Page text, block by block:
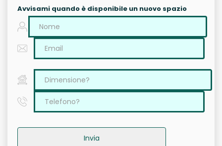
Avvisami quando è disponibile un nuovo spazio
Invia